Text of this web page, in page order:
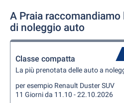
A Praia
di noleggio auto
Classe compatta
La più prenotata delle auto a
per esempio Renault Duster SUV
11 Giorni da 11.10 - 22.10.2026